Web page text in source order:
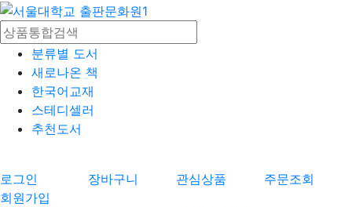
분류별 도서
새로나온 책
한국어교재
스테디셀러
추천도서
로그인 장바구니 관심상품
주문조회
회원가입